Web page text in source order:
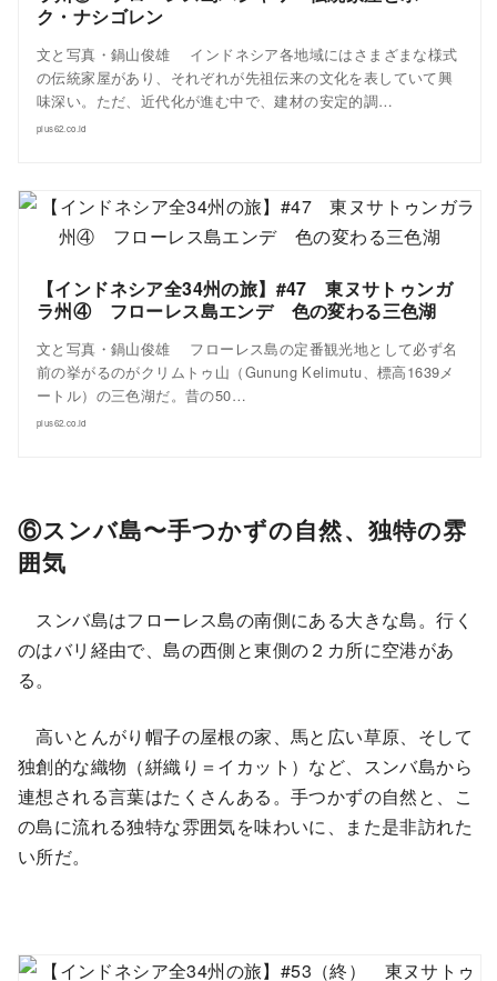
ク・ナシゴレン
文と写真・鍋山俊雄 インドネシア各地域にはさまざまな様式
の伝統家屋があり、それぞれが先祖伝来の文化を表していて興
味深い。ただ、近代化が進む中で、建材の安定的調…
plus62.co.id
【インドネシア全34州の旅】#47 東ヌサトゥンガ
ラ州④ フローレス島エンデ 色の変わる三色湖
文と写真・鍋山俊雄 フローレス島の定番観光地として必ず名
前の挙がるのがクリムトゥ山（Gunung Kelimutu、標高1639メ
ートル）の三色湖だ。昔の50…
plus62.co.id
⑥スンバ島〜手つかずの自然、独特の雰
囲気
スンバ島はフローレス島の南側にある大きな島。行く
のはバリ経由で、島の西側と東側の２カ所に空港があ
る。
高いとんがり帽子の屋根の家、馬と広い草原、そして
独創的な織物（絣織り＝イカット）など、スンバ島から
連想される言葉はたくさんある。手つかずの自然と、こ
の島に流れる独特な雰囲気を味わいに、また是非訪れた
い所だ。